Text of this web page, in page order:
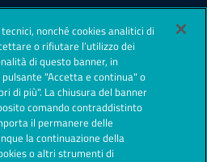
nonché cookies analitici di
o rifiutare l’utilizzo dei
di questo banner, in
"Accetta e continua" o
di più". La chiusura del banner
comando contraddistinto
il permanere delle
la continuazione della
o altri strumenti di